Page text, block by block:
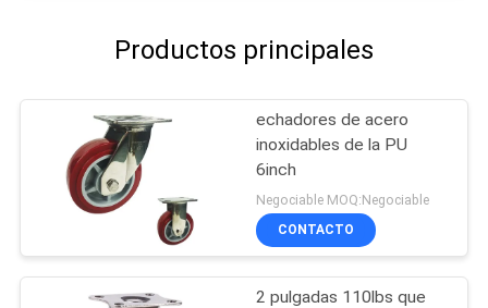
Productos principales
echadores de acero
inoxidables de la PU
6inch
Negociable MOQ:Negociable
CONTACTO
2 pulgadas 110lbs que